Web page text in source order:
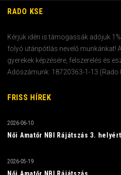
RADO KSE
Kérjük idén is támogassák adójuk
folyó utánpótlás nevelő munkánkat!
gyerekek képzésére, felszerelés és
Adószámunk: 18720363-1-13 (Rado
FRISS HÍREK
Női Amatőr NBI Rájátszás 3. helyért
2026-06-10
2026-05-19